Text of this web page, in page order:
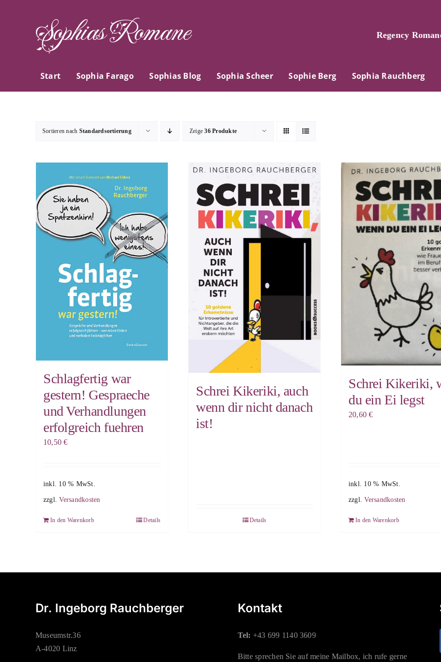
Sophias Romane Regency
Start Sophia Farago Sophias Blog Sophia Scheer Sophie Berg Sophia Rauchberg
Sortieren nach Standardsortierung Zeige36 Produkte
Schlagfertig war
gestern! Gespraeche
und Verhandlungen
erfolgreich fuehren
10,50€
inkl. 10 % MwSt.
zzgl.Versandkosten
In den Warenkorb Details
Schrei Kikeriki, auch
wenn dir nicht danach
ist!
Details
Schrei Kikeriki,
du ein Ei legst
20,60€
inkl. 10 % MwSt.
zzgl.Versandkosten
In den Warenkorb
Dr. Ingeborg Rauchberger
Museumstr.36
A-4020 Linz
Kontakt
Tel: +43 699 1140 3609
Bitte sprechen Sie auf meine Mailbox, ich rufe gerne